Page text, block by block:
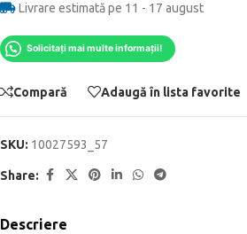
Livrare estimată pe 11 - 17 august
Solicitați mai multe informații!
Compară Adaugă în lista favorite
SKU: 10027593_57
Share:
Descriere